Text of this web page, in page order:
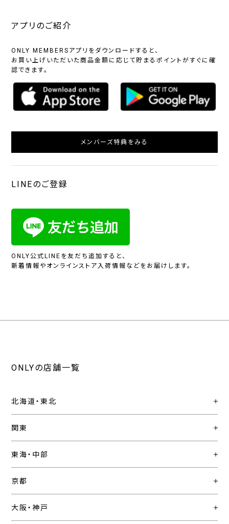
アプリのご紹介
ONLY MEMBERSアプリをダウンロードすると、
お買い上げいただいた商品金額に応じて貯まるポイントがすぐに確
認できます。
メンバーズ特典をみる
LINEのご登録
ONLY公式LINEを友だち追加すると、
新着情報やオンラインストア入荷情報などをお届けします。
ONLYの店舗一覧
北海道・東北
関東
東海・中部
京都
大阪・神戸